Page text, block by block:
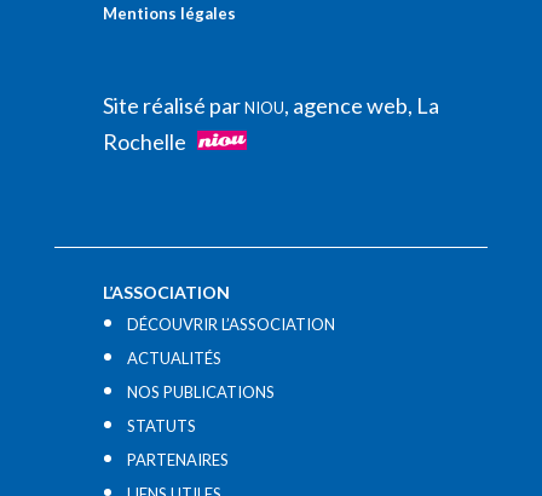
Mentions légales
Site réalisé parNIOU, agence web, La
Rochelle
L’ASSOCIATION
DÉCOUVRIR L’ASSOCIATION
ACTUALITÉS
NOS PUBLICATIONS
STATUTS
PARTENAIRES